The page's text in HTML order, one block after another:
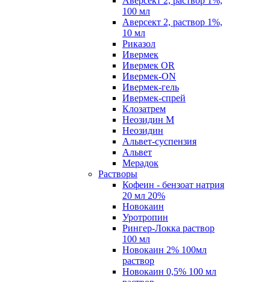
100 мл
Аверсект 2, раствор 1%,
10 мл
Риказол
Ивермек
Ивермек OR
Ивермек-ON
Ивермек-гель
Ивермек-спрей
Клозатрем
Неозидин М
Неозидин
Альвет-суспензия
Альвет
Мерадок
Растворы
Кофеин - бензоат натрия
20 мл 20%
Новокаин
Уротропин
Рингер-Локка раствор
100 мл
Новокаин 2% 100мл
раствор
Новокаин 0,5% 100 мл